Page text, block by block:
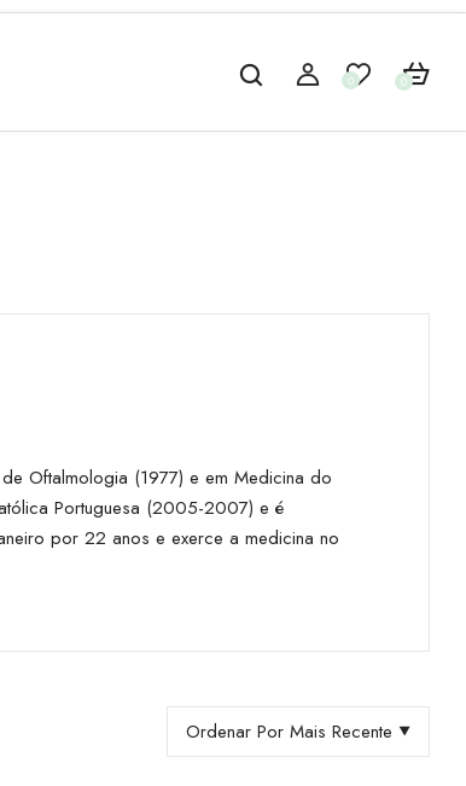
0 0
Oftalmologia (1977) e em Medicina do
Portuguesa (2005-2007) e é
por 22 anos e exerce a medicina no
Ordenar Por Mais Recente